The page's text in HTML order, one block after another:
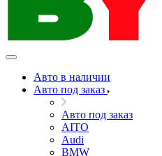
Авто в наличии
Авто под заказ
Авто под заказ
AITO
Audi
BMW